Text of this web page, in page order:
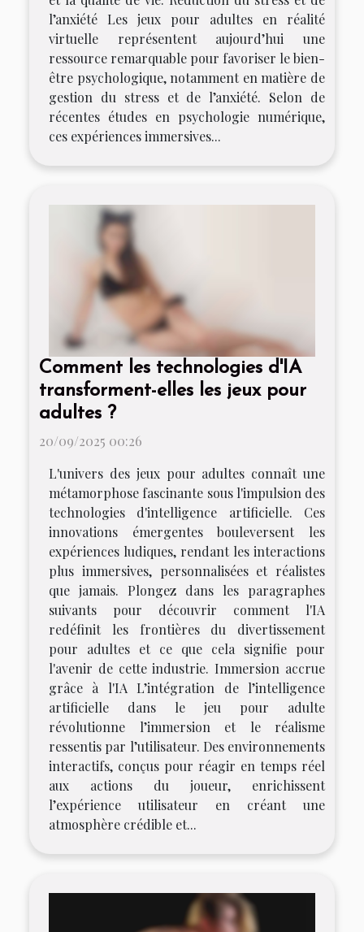
l’anxiété Les jeux pour adultes en réalité
virtuelle représentent aujourd’hui une
ressource remarquable pour favoriser le bien-
être psychologique, notamment en matière de
gestion du stress et de l’anxiété. Selon de
récentes études en psychologie numérique,
ces expériences immersives...
Comment les technologies d'IA
transforment-elles les jeux pour
adultes ?
20/09/2025 00:26
L'univers des jeux pour adultes connaît une
métamorphose fascinante sous l'impulsion des
technologies d'intelligence artificielle. Ces
innovations émergentes bouleversent les
expériences ludiques, rendant les interactions
plus immersives, personnalisées et réalistes
que jamais. Plongez dans les paragraphes
suivants pour découvrir comment l'IA
redéfinit les frontières du divertissement
pour adultes et ce que cela signifie pour
l'avenir de cette industrie. Immersion accrue
grâce à l'IA L’intégration de l’intelligence
artificielle dans le jeu pour adulte
révolutionne l’immersion et le réalisme
ressentis par l’utilisateur. Des environnements
interactifs, conçus pour réagir en temps réel
aux actions du joueur, enrichissent
l’expérience utilisateur en créant une
atmosphère crédible et...